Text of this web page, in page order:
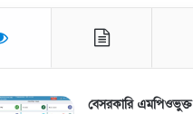
বেসরকারি এমপিওভুক্ত